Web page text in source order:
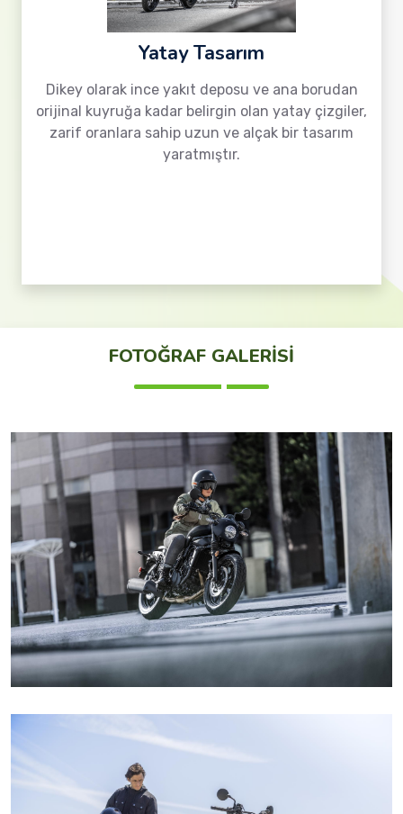
Yatay Tasarım
Dikey olarak ince yakıt deposu ve ana borudan
orijinal kuyruğa kadar belirgin olan yatay çizgiler,
zarif oranlara sahip uzun ve alçak bir tasarım
yaratmıştır.
FOTOĞRAF GALERİSİ